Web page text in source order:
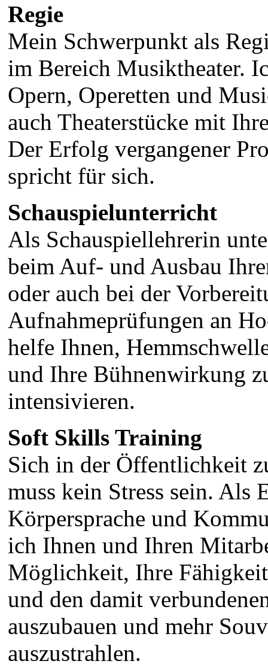
Regie
Mein Schwerpunkt als
im Bereich Musiktheater.
Opern, Operetten und
auch Theaterstücke mit
Der Erfolg vergangener
spricht für sich.
Schauspielunterricht
Als Schauspiellehrerin
beim Auf- und Ausbau
oder auch bei der
Aufnahmeprüfungen an
helfe Ihnen,
und Ihre Bühnenwirkung
intensivieren.
Soft Skills Training
Sich in der Öffentlichkeit
muss kein Stress sein. Als
Körpersprache und
ich Ihnen und Ihren
Möglichkeit, Ihre
und den damit
auszubauen und mehr
auszustrahlen.